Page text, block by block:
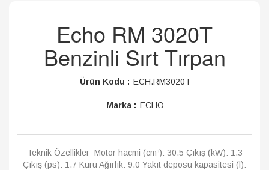
Echo RM 3020T
Benzinli Sırt Tırpan
Ürün Kodu : ECH.RM3020T
Marka : ECHO
Teknik Özellikler Motor hacmi (cm³): 30.5 Çıkış (kW): 1.3
Çıkış (ps): 1.7 Kuru Ağırlık: 9.0 Yakıt deposu kapasitesi (l):